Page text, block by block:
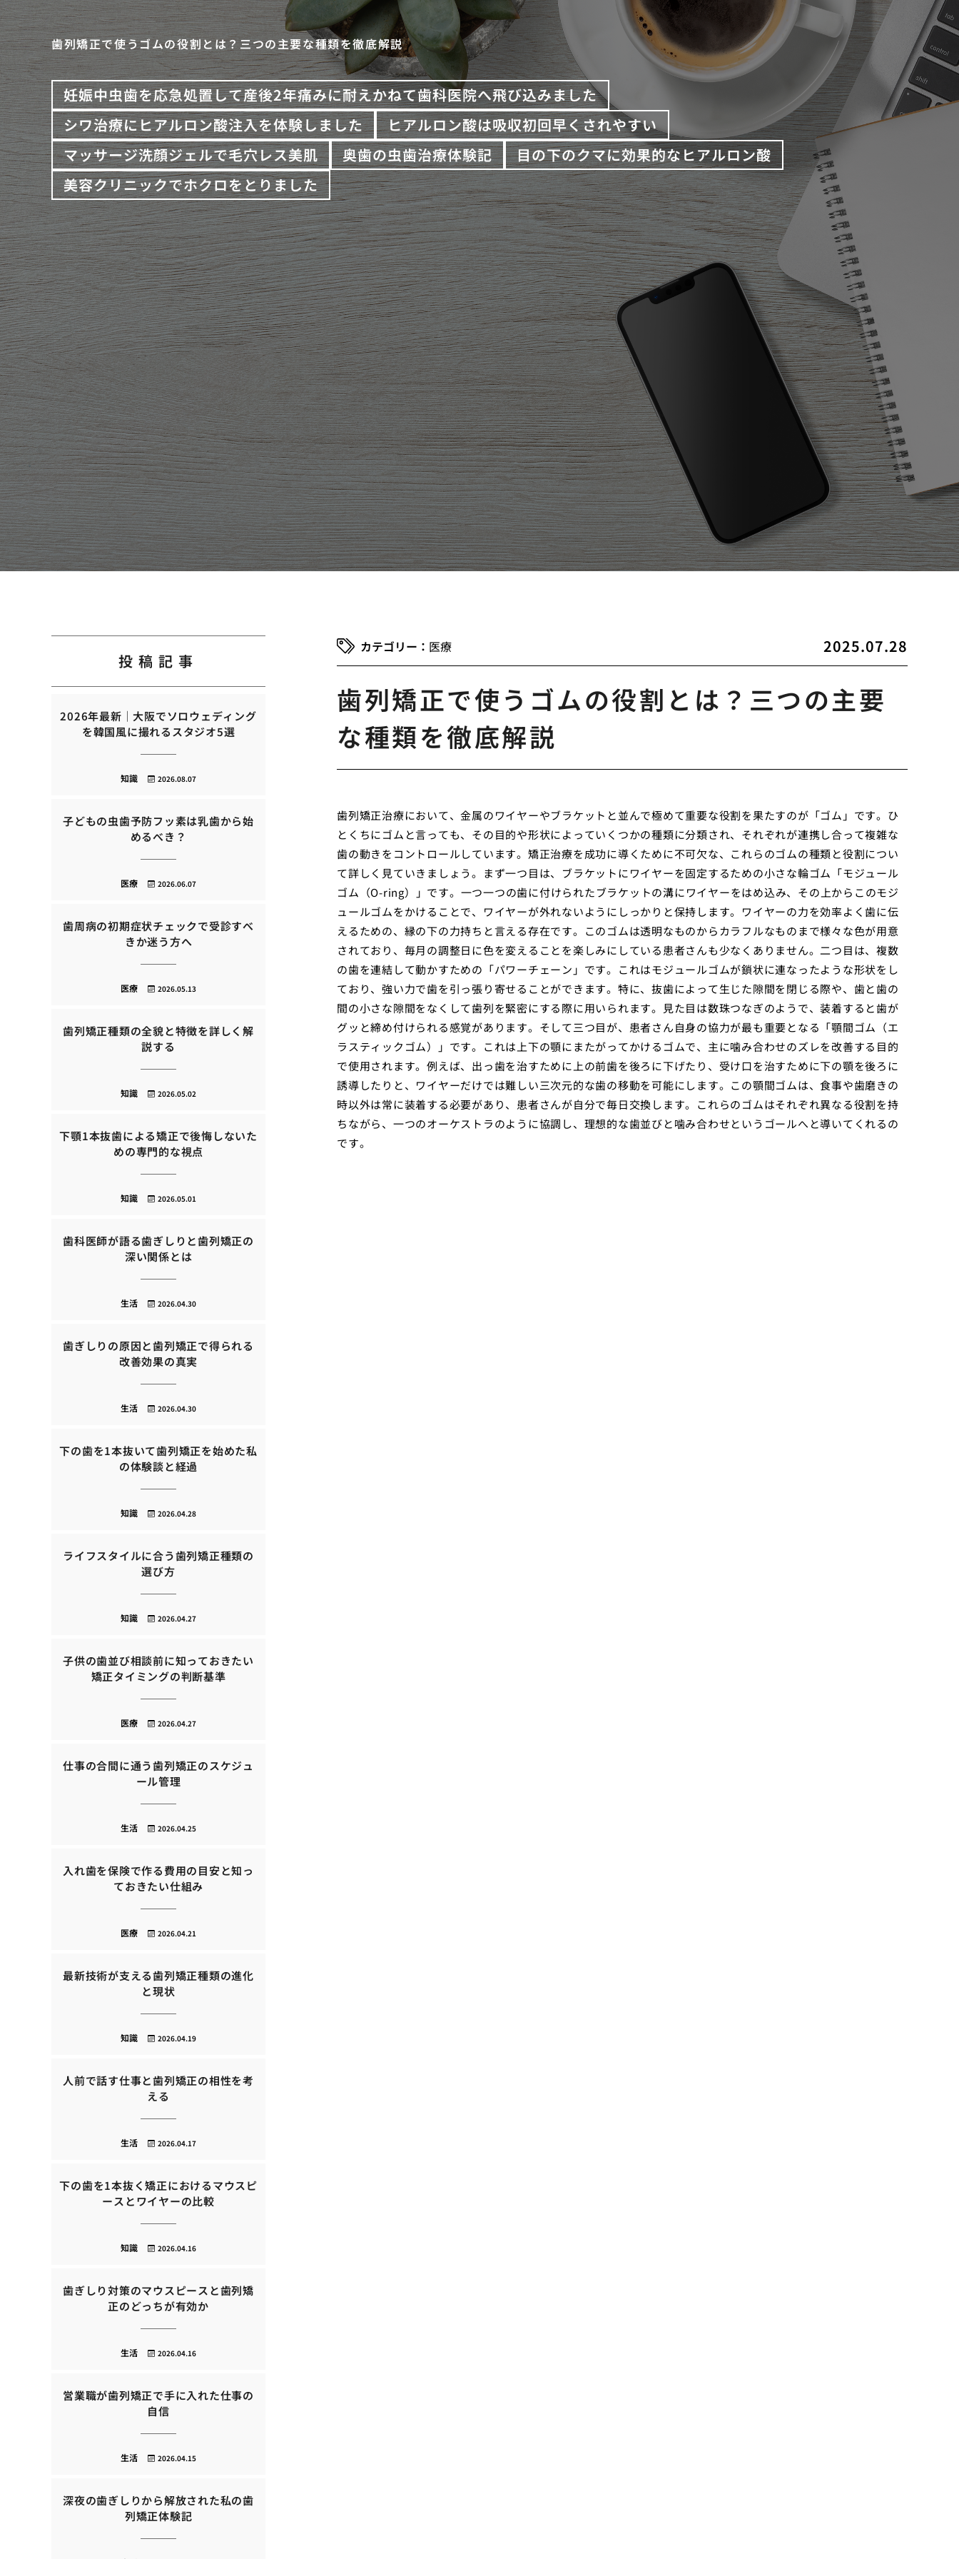
歯列矯正で使うゴムの役割とは？三つの主要な種類を徹底解説
妊娠中虫歯を応急処置して産後2年痛みに耐えかねて歯科医院へ飛び込みました
シワ治療にヒアルロン酸注入を体験しました
ヒアルロン酸は吸収初回早くされやすい
マッサージ洗顔ジェルで毛穴レス美肌
奥歯の虫歯治療体験記
目の下のクマに効果的なヒアルロン酸
美容クリニックでホクロをとりました
2025.07.28
医療
歯列矯正で使うゴムの役割とは？三つの主要
な種類を徹底解説
歯列矯正治療において、金属のワイヤーやブラケットと並んで極めて重要な役割を果たすのが「ゴム」です。ひ
とくちにゴムと言っても、その目的や形状によっていくつかの種類に分類され、それぞれが連携し合って複雑な
歯の動きをコントロールしています。矯正治療を成功に導くために不可欠な、これらのゴムの種類と役割につい
て詳しく見ていきましょう。まず一つ目は、ブラケットにワイヤーを固定するための小さな輪ゴム「モジュール
ゴム（O-ring）」です。一つ一つの歯に付けられたブラケットの溝にワイヤーをはめ込み、その上からこのモジ
ュールゴムをかけることで、ワイヤーが外れないようにしっかりと保持します。ワイヤーの力を効率よく歯に伝
えるための、縁の下の力持ちと言える存在です。このゴムは透明なものからカラフルなものまで様々な色が用意
されており、毎月の調整日に色を変えることを楽しみにしている患者さんも少なくありません。二つ目は、複数
の歯を連結して動かすための「パワーチェーン」です。これはモジュールゴムが鎖状に連なったような形状をし
ており、強い力で歯を引っ張り寄せることができます。特に、抜歯によって生じた隙間を閉じる際や、歯と歯の
間の小さな隙間をなくして歯列を緊密にする際に用いられます。見た目は数珠つなぎのようで、装着すると歯が
グッと締め付けられる感覚があります。そして三つ目が、患者さん自身の協力が最も重要となる「顎間ゴム（エ
ラスティックゴム）」です。これは上下の顎にまたがってかけるゴムで、主に噛み合わせのズレを改善する目的
で使用されます。例えば、出っ歯を治すために上の前歯を後ろに下げたり、受け口を治すために下の顎を後ろに
誘導したりと、ワイヤーだけでは難しい三次元的な歯の移動を可能にします。この顎間ゴムは、食事や歯磨きの
時以外は常に装着する必要があり、患者さんが自分で毎日交換します。これらのゴムはそれぞれ異なる役割を持
ちながら、一つのオーケストラのように協調し、理想的な歯並びと噛み合わせというゴールへと導いてくれるの
です。
投稿記事
2026年最新｜大阪でソロウェディング
を韓国風に撮れるスタジオ5選
2026.08.07
知識
子どもの虫歯予防フッ素は乳歯から始
めるべき？
2026.06.07
医療
歯周病の初期症状チェックで受診すべ
きか迷う方へ
2026.05.13
医療
歯列矯正種類の全貌と特徴を詳しく解
説する
2026.05.02
知識
下顎1本抜歯による矯正で後悔しないた
めの専門的な視点
2026.05.01
知識
歯科医師が語る歯ぎしりと歯列矯正の
深い関係とは
2026.04.30
生活
歯ぎしりの原因と歯列矯正で得られる
改善効果の真実
2026.04.30
生活
下の歯を1本抜いて歯列矯正を始めた私
の体験談と経過
2026.04.28
知識
ライフスタイルに合う歯列矯正種類の
選び方
2026.04.27
知識
子供の歯並び相談前に知っておきたい
矯正タイミングの判断基準
2026.04.27
医療
仕事の合間に通う歯列矯正のスケジュ
ール管理
2026.04.25
生活
入れ歯を保険で作る費用の目安と知っ
ておきたい仕組み
2026.04.21
医療
最新技術が支える歯列矯正種類の進化
と現状
2026.04.19
知識
人前で話す仕事と歯列矯正の相性を考
える
2026.04.17
生活
下の歯を1本抜く矯正におけるマウスピ
ースとワイヤーの比較
2026.04.16
知識
歯ぎしり対策のマウスピースと歯列矯
正のどっちが有効か
2026.04.16
生活
営業職が歯列矯正で手に入れた仕事の
自信
2026.04.15
生活
深夜の歯ぎしりから解放された私の歯
列矯正体験記